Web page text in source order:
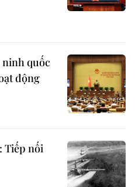
ninh quốc
động
Tiếp nối